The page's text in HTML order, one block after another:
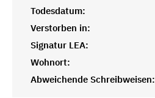
Todesdatum:
Verstorben in:
Signatur LEA:
Wohnort:
Abweichende Schreibweisen: